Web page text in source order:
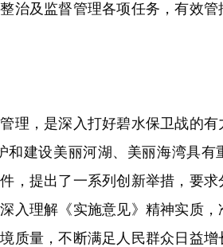
治及监督管理各项任务，有效
，是深入打好碧水保卫战的有
建设美丽河湖、美丽海湾具有
，提出了一系列创新举措，要求
入理解《实施意见》精神实质，
质量，不断满足人民群众日益